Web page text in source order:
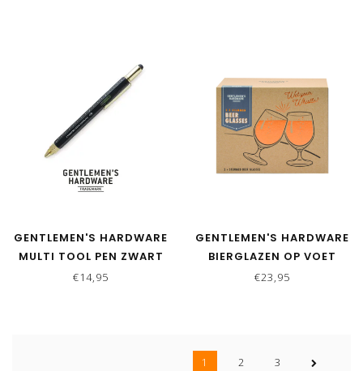
GENTLEMEN'S HARDWARE
MULTI TOOL PEN ZWART
€14,95
GENTLEMEN'S HARDWARE
BIERGLAZEN OP VOET
€23,95
1 2 3